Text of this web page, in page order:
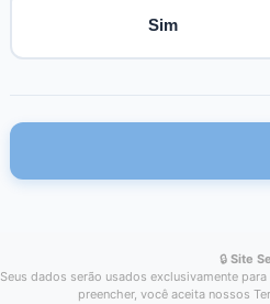
Sim
🔒 Site
Seus dados serão usados exclusivamente
preencher, você aceita nossos